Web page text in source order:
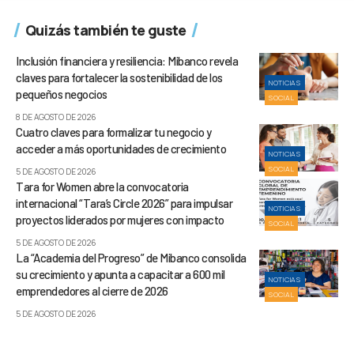
Quizás también te guste
NOTICIAS
SOCIAL
Inclusión financiera y resiliencia: Mibanco revela
claves para fortalecer la sostenibilidad de los
pequeños negocios
8 DE AGOSTO DE 2026
NOTICIAS
SOCIAL
Cuatro claves para formalizar tu negocio y
acceder a más oportunidades de crecimiento
5 DE AGOSTO DE 2026
NOTICIAS
SOCIAL
Tara for Women abre la convocatoria
internacional “Tara’s Circle 2026” para impulsar
proyectos liderados por mujeres con impacto
5 DE AGOSTO DE 2026
NOTICIAS
SOCIAL
La “Academia del Progreso” de Mibanco consolida
su crecimiento y apunta a capacitar a 600 mil
emprendedores al cierre de 2026
5 DE AGOSTO DE 2026